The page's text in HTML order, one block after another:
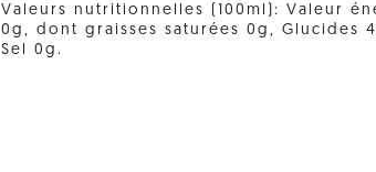
Valeurs nutritionnelles (100ml): Valeur
0g, dont graisses saturées 0g, Glucides
Sel 0g.